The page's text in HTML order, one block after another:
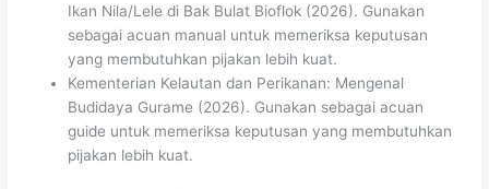
Ikan Nila/Lele di Bak Bulat Bioflok (2026). Gunakan
sebagai acuan manual untuk memeriksa keputusan
yang membutuhkan pijakan lebih kuat.
Kementerian Kelautan dan Perikanan: Mengenal
Budidaya Gurame (2026). Gunakan sebagai acuan
guide untuk memeriksa keputusan yang membutuhkan
pijakan lebih kuat.